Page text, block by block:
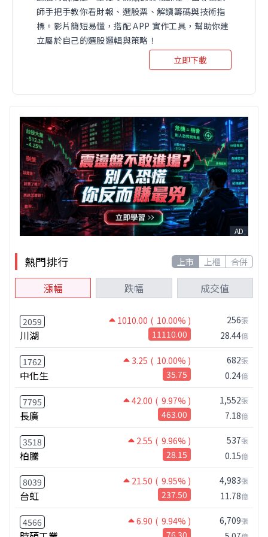
師手把手教你看財報、選股票、解讀籌碼與技術指
標。影片簡短易懂，搭配 APP 實作工具，幫助你建
立屬於自己的選股邏輯與策略！
立即下載
AD
熱門排行 上市 上櫃 合併
漲幅 跌幅 成交值
2059 1010.00 ( 10.00% )
川湖 11110.00
256張
28.44億
1762 3.25 ( 10.00% )
中化生 35.75
682張
0.24億
7795 42.00 ( 9.97% )
長廣 463.00
1,552張
7.18億
3518 2.55 ( 9.96% )
柏騰 28.15
537張
0.15億
8039 21.50 ( 9.95% )
台虹 237.50
4,983張
11.78億
4566 6.90 ( 9.94% ) 6,709張